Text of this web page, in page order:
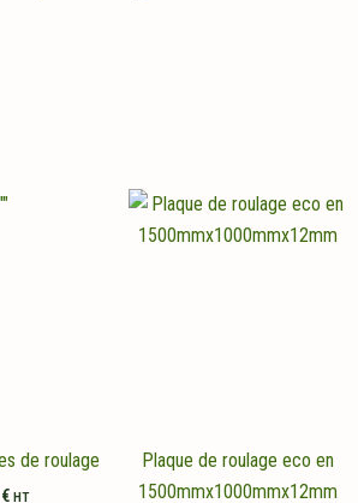
de roulage
€ HT
Plaque de roulage eco en
1500mmx1000mmx12mm